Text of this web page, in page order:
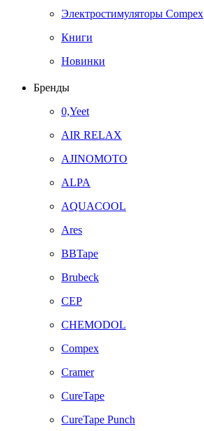
Электростимуляторы Compex
Книги
Новинки
Бренды
0,Yeet
AIR RELAX
AJINOMOTO
ALPA
AQUACOOL
Ares
BBTape
Brubeck
CEP
CHEMODOL
Compex
Cramer
CureTape
CureTape Punch